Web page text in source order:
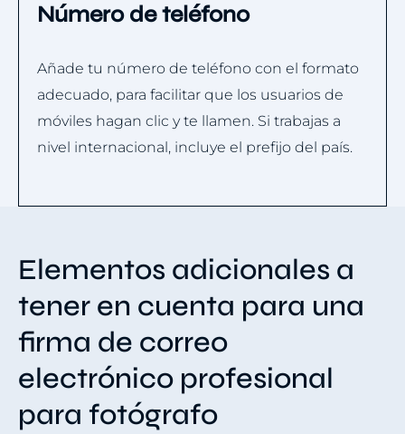
Número de teléfono
Añade tu número de teléfono con el formato
adecuado, para facilitar que los usuarios de
móviles hagan clic y te llamen. Si trabajas a
nivel internacional, incluye el prefijo del país.
Elementos adicionales a
tener en cuenta para una
firma de correo
electrónico profesional
para fotógrafo